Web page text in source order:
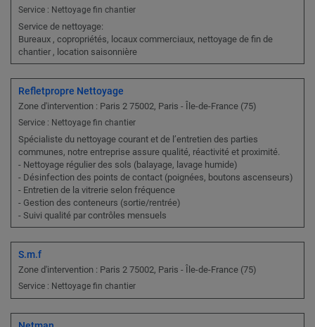
Service : Nettoyage fin chantier
Service de nettoyage:
Bureaux , copropriétés, locaux commerciaux, nettoyage de fin de
chantier , location saisonnière
Refletpropre Nettoyage
Zone d'intervention : Paris 2 75002, Paris - Île-de-France (75)
Service : Nettoyage fin chantier
Spécialiste du nettoyage courant et de l’entretien des parties
communes, notre entreprise assure qualité, réactivité et proximité.
- Nettoyage régulier des sols (balayage, lavage humide)
- Désinfection des points de contact (poignées, boutons ascenseurs)
- Entretien de la vitrerie selon fréquence
- Gestion des conteneurs (sortie/rentrée)
- Suivi qualité par contrôles mensuels
S.m.f
Zone d'intervention : Paris 2 75002, Paris - Île-de-France (75)
Service : Nettoyage fin chantier